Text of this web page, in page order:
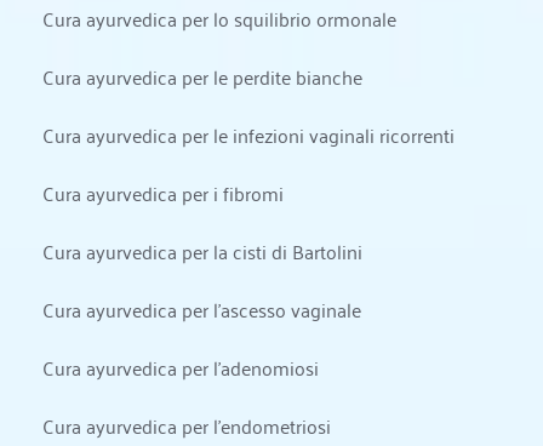
Cura ayurvedica per lo squilibrio ormonale
Cura ayurvedica per le perdite bianche
Cura ayurvedica per le infezioni vaginali ricorrenti
Cura ayurvedica per i fibromi
Cura ayurvedica per la cisti di Bartolini
Cura ayurvedica per l'ascesso vaginale
Cura ayurvedica per l'adenomiosi
Cura ayurvedica per l'endometriosi